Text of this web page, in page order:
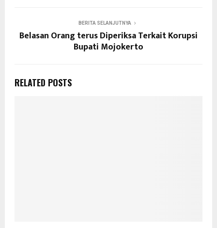
BERITA SELANJUTNYA
Belasan Orang terus Diperiksa Terkait Korupsi
Bupati Mojokerto
RELATED POSTS